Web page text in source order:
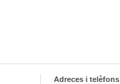
Adreces i telèfons